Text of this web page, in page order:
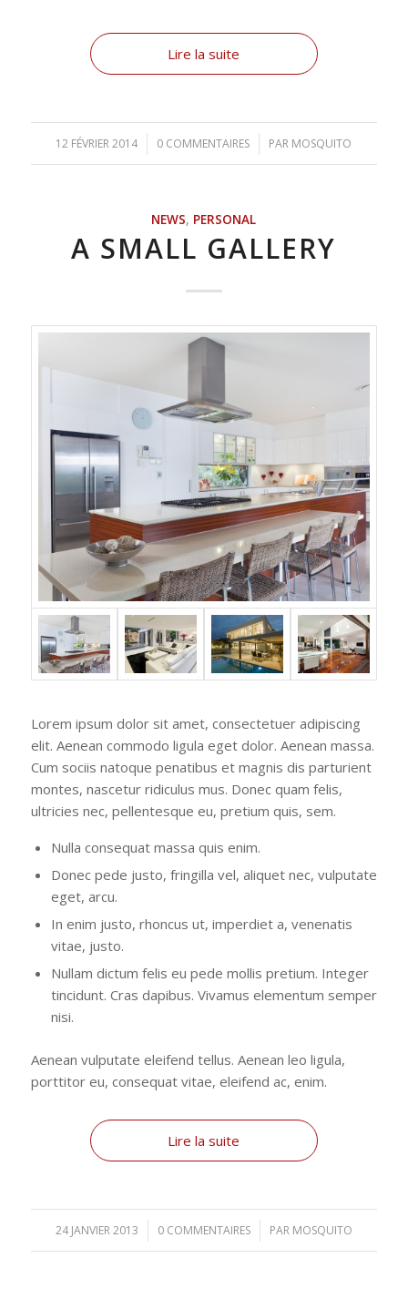
Lire la suite
12 FÉVRIER 2014
/ 0 COMMENTAIRES
/ PAR MOSQUITO
NEWS, PERSONAL
A SMALL GALLERY
Lorem ipsum dolor sit amet, consectetuer adipiscing
elit. Aenean commodo ligula eget dolor. Aenean massa.
Cum sociis natoque penatibus et magnis dis parturient
montes, nascetur ridiculus mus. Donec quam felis,
ultricies nec, pellentesque eu, pretium quis, sem.
Nulla consequat massa quis enim.
Donec pede justo, fringilla vel, aliquet nec, vulputate
eget, arcu.
In enim justo, rhoncus ut, imperdiet a, venenatis
vitae, justo.
Nullam dictum felis eu pede mollis pretium. Integer
tincidunt. Cras dapibus. Vivamus elementum semper
nisi.
Aenean vulputate eleifend tellus. Aenean leo ligula,
porttitor eu, consequat vitae, eleifend ac, enim.
Lire la suite
24 JANVIER 2013
/ 0 COMMENTAIRES
/ PAR MOSQUITO